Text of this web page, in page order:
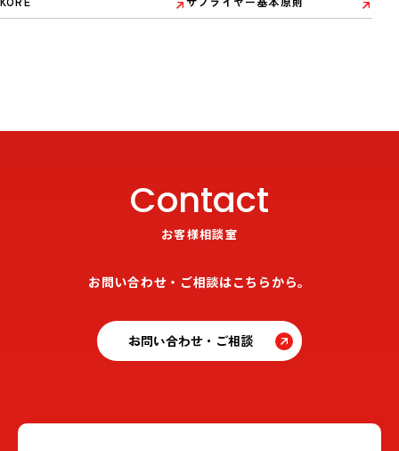
Contact
お客様相談室
お問い合わせ・ご相談はこちらから。
お問い合わせ・ご相談